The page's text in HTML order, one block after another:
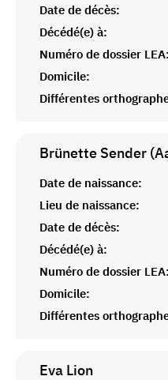
Date de décès:
Décédé(e) à:
Numéro de dossier LEA:
Domicile:
Différentes
Brünette Sender
Date de naissance:
Lieu de naissance:
Date de décès:
Décédé(e) à:
Numéro de dossier LEA:
Domicile:
Différentes
Eva Lion